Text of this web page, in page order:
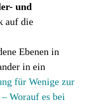
und
auf die
Ebenen in
in ein
für Wenige zur
Worauf es bei